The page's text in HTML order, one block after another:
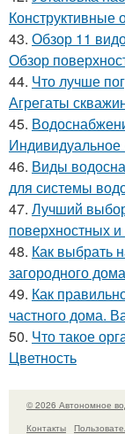
Конструктивные
43. Обзор 11
Обзор
44. Что лучше
Агрегаты
45.
46. Виды
для системы
47. Лучший
поверхностных
48. Как выбрать
загородного
49. Как
частного дома.
50. Что такое
Цветность
© 2026 Автономное
Контакты